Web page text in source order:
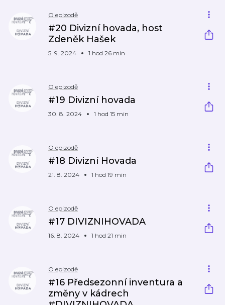
O epizodě
#20 Divizní hovada, host
Zdeněk Hašek
5. 9. 2024 1 hod 26 min
O epizodě
#19 Divizní hovada
30. 8. 2024 1 hod 15 min
O epizodě
#18 Divizní Hovada
21. 8. 2024 1 hod 19 min
O epizodě
#17 DIVIZNIHOVADA
16. 8. 2024 1 hod 21 min
O epizodě
#16 Předsezonní inventura a
změny v kádrech